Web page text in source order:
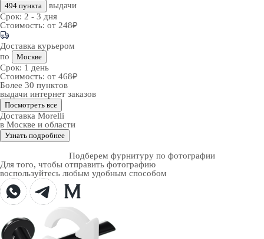
494 пункта
выдачи
Срок: 2 - 3 дня
Стоимость: от 248₽
Доставка курьером
по
Москве
Срок: 1 день
Стоимость: от 468₽
Более 30 пунктов
выдачи интернет заказов
Посмотреть все
Доставка Morelli
в Москве и области
Узнать подробнее
Подберем фурнитуру по фотографии
Для того, чтобы отправить фотографию
воспользуйтесь любым удобным способом